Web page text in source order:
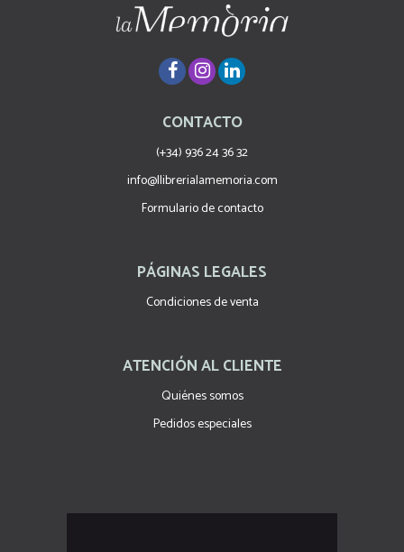
CONTACTO
(+34) 936 24 36 32
info@llibrerialamemoria.com
Formulario de contacto
PÁGINAS LEGALES
Condiciones de venta
ATENCIÓN AL CLIENTE
Quiénes somos
Pedidos especiales